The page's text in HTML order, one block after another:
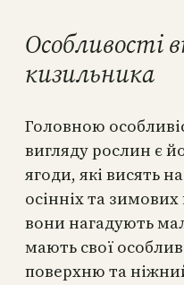
Особливості
кизильника
Головною
вигляду рослин є
ягоди, які висять
осінніх та
вони нагадують
мають свої
поверхню та